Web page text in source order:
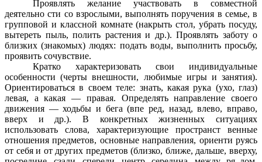
Проявлять желание участвовать в совместной
деятельно сти со взрослыми, выполнять поручения в семье, в
групповой и классной комнате (накрыть стол, убрать посуду,
вытереть пыль, полить растения и др.). Проявлять заботу о
близких (знакомых) людях: подать воды, выполнить просьбу,
проявить сочувствие.
Кратко характеризовать свои индивидуальные
особенности (черты внешности, любимые игры и занятия).
Ориентироваться в своем теле: знать, какая рука (ухо, глаз)
левая, а какая — правая. Определять направление своего
движения — ходьбы и бега (впе ред, назад, влево, вправо,
вверх и др.). В конкретных жизненных ситуациях
использовать слова, характеризующие пространст венные
отношения предметов, основные направления, ориенти руясь
от себя и от других предметов (близко, ближе, дальше, вверху,